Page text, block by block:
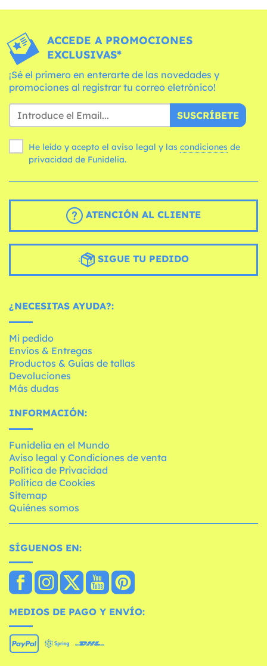
ACCEDE A PROMOCIONES
EXCLUSIVAS*
¡Sé el primero en enterarte de las novedades y
promociones al registrar tu correo eletrónico!
SUSCRÍBETE
He leído y acepto el aviso legal y las condiciones
privacidad de Funidelia.
ATENCIÓN AL CLIENTE
SIGUE TU PEDIDO
¿NECESITAS AYUDA?:
Mi pedido
Envíos & Entregas
Productos & Guías de tallas
Devoluciones
Más dudas
INFORMACIÓN:
Funidelia en el Mundo
Aviso legal y Condiciones de venta
Política de Privacidad
Política de Cookies
Sitemap
Quiénes somos
SÍGUENOS EN:
MEDIOS DE PAGO Y ENVÍO: